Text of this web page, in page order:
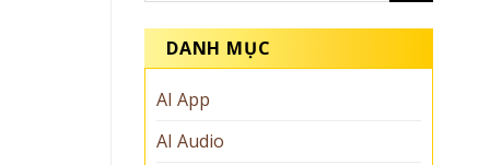
DANH MỤC
AI App
AI Audio